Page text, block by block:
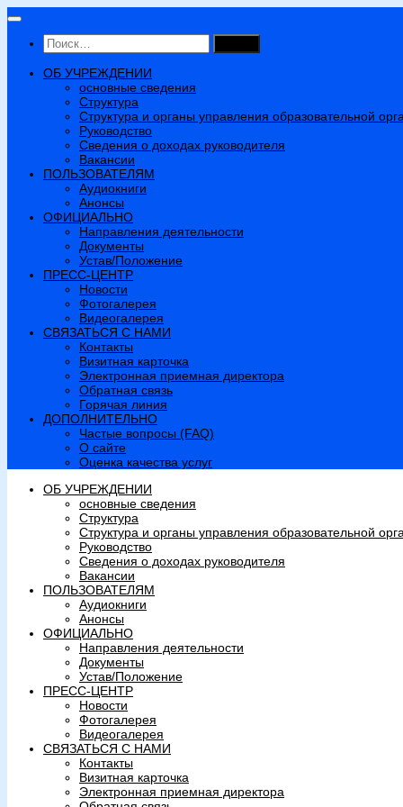
Перейти
содержимому
Найти:
ОБ УЧРЕЖДЕНИИ
основные сведения
Структура
Структура и органы управления образовательной
Руководство
Сведения о доходах руководителя
Вакансии
ПОЛЬЗОВАТЕЛЯМ
Аудиокниги
Анонсы
ОФИЦИАЛЬНО
Направления деятельности
Документы
Устав/Положение
ПРЕСС-ЦЕНТР
Новости
Фотогалерея
Видеогалерея
СВЯЗАТЬСЯ С НАМИ
Контакты
Визитная карточка
Электронная приемная директора
Обратная связь
Горячая линия
ДОПОЛНИТЕЛЬНО
Частые вопросы (FAQ)
О сайте
Оценка качества услуг
ОБ УЧРЕЖДЕНИИ
основные сведения
Структура
Структура и органы управления образовательной
Руководство
Сведения о доходах руководителя
Вакансии
ПОЛЬЗОВАТЕЛЯМ
Аудиокниги
Анонсы
ОФИЦИАЛЬНО
Направления деятельности
Документы
Устав/Положение
ПРЕСС-ЦЕНТР
Новости
Фотогалерея
Видеогалерея
СВЯЗАТЬСЯ С НАМИ
Контакты
Визитная карточка
Электронная приемная директора